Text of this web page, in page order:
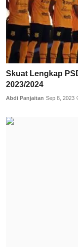
Skuat Lengkap
2023/2024
Abdi Panjaitan Sep 8, 2023